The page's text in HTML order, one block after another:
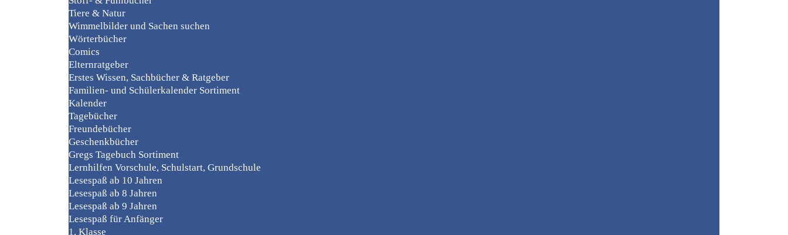
Tiere & Natur
Wimmelbilder und Sachen suchen
Wörterbücher
Comics
Elternratgeber
Erstes Wissen, Sachbücher & Ratgeber
Familien- und Schülerkalender Sortiment
Kalender
Tagebücher
Freundebücher
Geschenkbücher
Gregs Tagebuch Sortiment
Lernhilfen Vorschule, Schulstart, Grundschule
Lesespaß ab 10 Jahren
Lesespaß ab 8 Jahren
Lesespaß ab 9 Jahren
Lesespaß für Anfänger
1. Klasse